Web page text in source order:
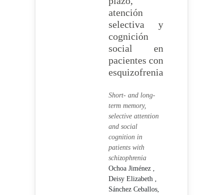
atención
selectiva y
cognición
social en
pacientes con
esquizofrenia
Short- and long-
term memory,
selective attention
and social
cognition in
patients with
schizophrenia
Ochoa Jiménez ,
Deisy Elizabeth ,
Sánchez Ceballos,